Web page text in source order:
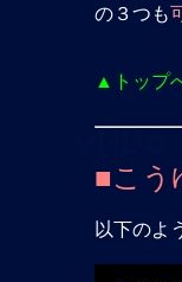
の３つも
▲トップ
■こう
以下のよ